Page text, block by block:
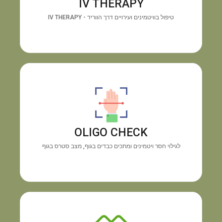
IV THERAPY
טיפול בוויטמינים ועירויים דרך הווריד - IV THERAPY
האנרגיה ושיפור החיוניות תוך זמן קצר.
OLIGO CHECK
לגילוי חסר ויטמינים ומתכים כבדים בגוף, מצב סטרס בגוף
בדיקה טכנולוגית מיידית דרך כף היד.
חוסרים בוויטמינים ומינרלים והצטברות מתכות רעילות,
ללא צורך בבדיקת דם.